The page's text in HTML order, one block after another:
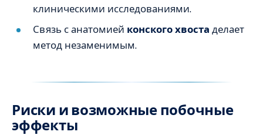
клиническими исследованиями.
Связь с анатомией конского хвоста делает
метод незаменимым.
Риски и возможные побочные
эффекты